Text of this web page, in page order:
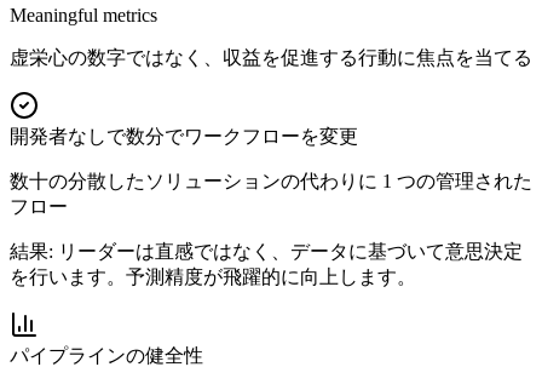
Meaningful metrics
虚栄心の数字ではなく、収益を促進する行動に焦点を当てる
開発者なしで数分でワークフローを変更
数十の分散したソリューションの代わりに 1 つの管理された
フロー
結果: リーダーは直感ではなく、データに基づいて意思決定
を行います。予測精度が飛躍的に向上します。
パイプラインの健全性